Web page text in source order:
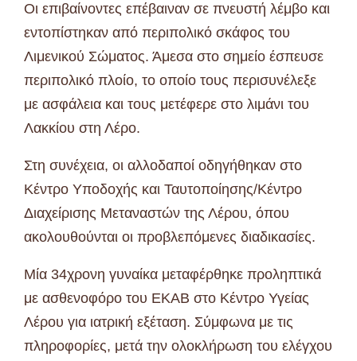
Οι επιβαίνοντες επέβαιναν σε πνευστή λέμβο και
εντοπίστηκαν από περιπολικό σκάφος του
Λιμενικού Σώματος. Άμεσα στο σημείο έσπευσε
περιπολικό πλοίο, το οποίο τους περισυνέλεξε
με ασφάλεια και τους μετέφερε στο λιμάνι του
Λακκίου στη Λέρο.
Στη συνέχεια, οι αλλοδαποί οδηγήθηκαν στο
Κέντρο Υποδοχής και Ταυτοποίησης/Κέντρο
Διαχείρισης Μεταναστών της Λέρου, όπου
ακολουθούνται οι προβλεπόμενες διαδικασίες.
Μία 34χρονη γυναίκα μεταφέρθηκε προληπτικά
με ασθενοφόρο του ΕΚΑΒ στο Κέντρο Υγείας
Λέρου για ιατρική εξέταση. Σύμφωνα με τις
πληροφορίες, μετά την ολοκλήρωση του ελέγχου